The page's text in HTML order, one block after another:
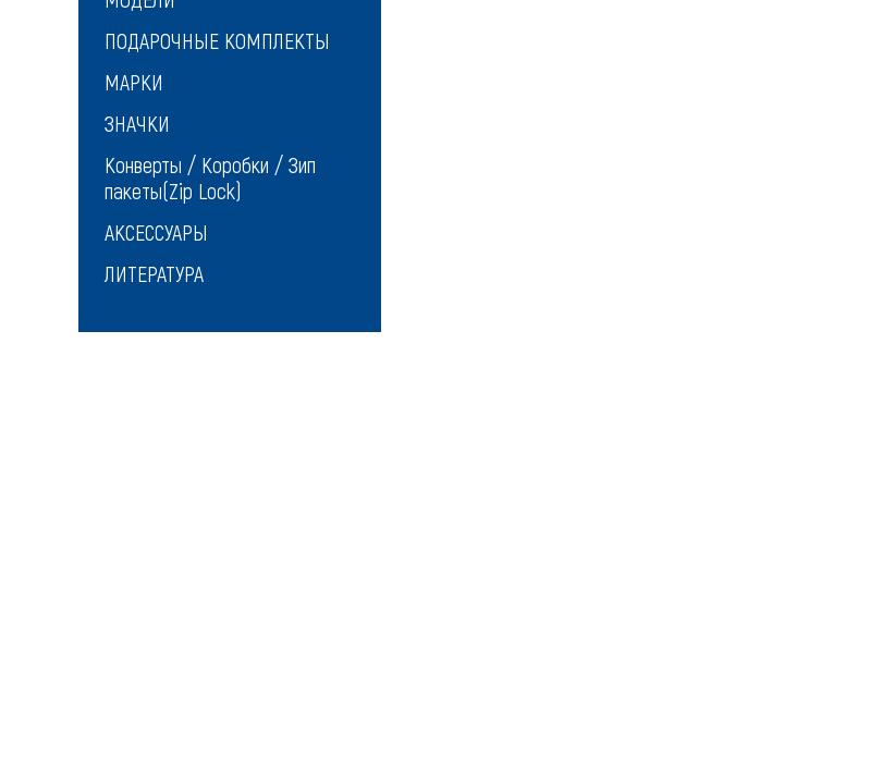
ПОДАРОЧНЫЕ КОМПЛЕКТЫ
МАРКИ
ЗНАЧКИ
Конверты / Коробки / Зип
пакеты(Zip Lock)
АКСЕССУАРЫ
ЛИТЕРАТУРА